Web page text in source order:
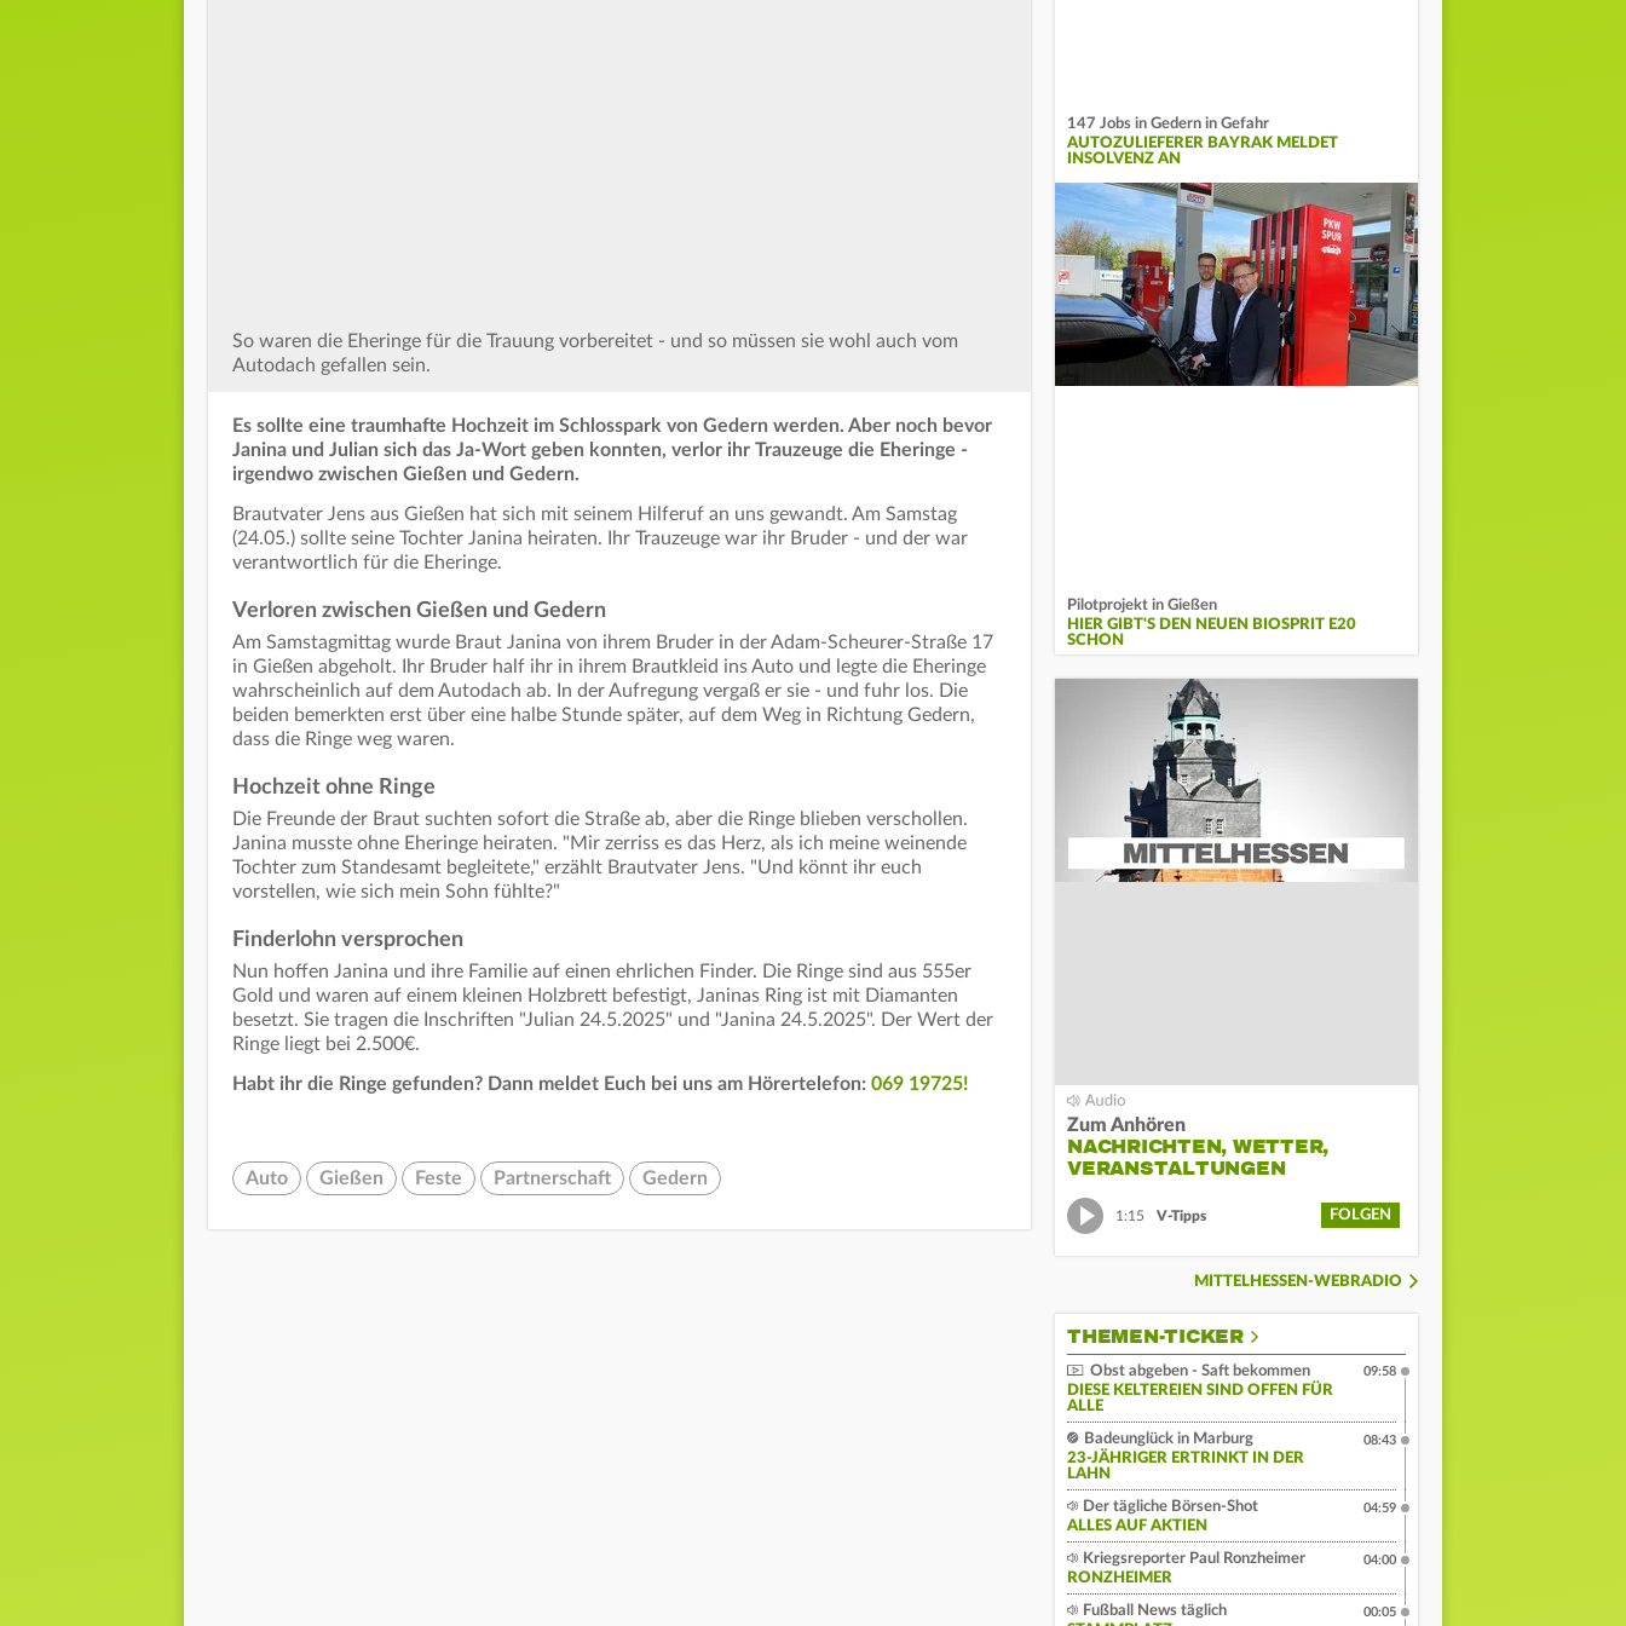
So waren die Eheringe für die Trauung vorbereitet - und so müssen sie wohl auch vom
Autodach gefallen sein.
Es sollte eine traumhafte Hochzeit im Schlosspark von Gedern werden. Aber noch bevor
Janina und Julian sich das Ja-Wort geben konnten, verlor ihr Trauzeuge die Eheringe -
irgendwo zwischen Gießen und Gedern.
Brautvater Jens aus Gießen hat sich mit seinem Hilferuf an uns gewandt. Am Samstag
(24.05.) sollte seine Tochter Janina heiraten. Ihr Trauzeuge war ihr Bruder - und der war
verantwortlich für die Eheringe.
Verloren zwischen Gießen und Gedern
Am Samstagmittag wurde Braut Janina von ihrem Bruder in der Adam-Scheurer-Straße 17
in Gießen abgeholt. Ihr Bruder half ihr in ihrem Brautkleid ins Auto und legte die Eheringe
wahrscheinlich auf dem Autodach ab. In der Aufregung vergaß er sie - und fuhr los. Die
beiden bemerkten erst über eine halbe Stunde später, auf dem Weg in Richtung Gedern,
dass die Ringe weg waren.
Hochzeit ohne Ringe
Die Freunde der Braut suchten sofort die Straße ab, aber die Ringe blieben verschollen.
Janina musste ohne Eheringe heiraten. "Mir zerriss es das Herz, als ich meine weinende
Tochter zum Standesamt begleitete," erzählt Brautvater Jens. "Und könnt ihr euch
vorstellen, wie sich mein Sohn fühlte?"
Finderlohn versprochen
Nun hoffen Janina und ihre Familie auf einen ehrlichen Finder. Die Ringe sind aus 555er
Gold und waren auf einem kleinen Holzbrett befestigt, Janinas Ring ist mit Diamanten
besetzt. Sie tragen die Inschriften "Julian 24.5.2025" und "Janina 24.5.2025". Der Wert der
Ringe liegt bei 2.500€.
Habt ihr die Ringe gefunden? Dann meldet Euch bei uns am Hörertelefon: 069 19725!
Auto Gießen Feste Partnerschaft Gedern
147 Jobs in Gedern in Gefahr
AUTOZULIEFERER BAYRAK MELDET
INSOLVENZ AN
Pilotprojekt in Gießen
HIER GIBT'S DEN NEUEN BIOSPRIT E20
SCHON
Zum Anhören
NACHRICHTEN, WETTER,
VERANSTALTUNGEN
1:15 V-Tipps FOLGEN
MITTELHESSEN-WEBRADIO
THEMEN-TICKER
Obst abgeben - Saft bekommen
DIESE KELTEREIEN SIND OFFEN FÜR
ALLE
09:58
Badeunglück in Marburg
23-JÄHRIGER ERTRINKT IN DER
LAHN
08:43
Der tägliche Börsen-Shot
ALLES AUF AKTIEN
04:59
Kriegsreporter Paul Ronzheimer
RONZHEIMER
04:00
Fußball News täglich
00:05